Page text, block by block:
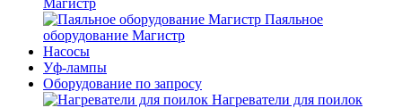
Магистр
Паяльное
оборудование Магистр
Насосы
Уф-лампы
Оборудование по запросу
Нагреватели для поилок